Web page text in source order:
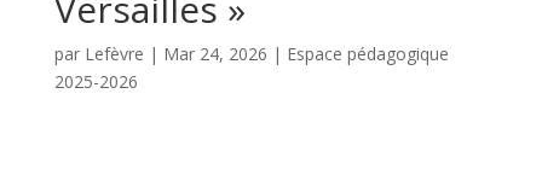
par Lefèvre | Mar 24, 2026 | Espace pédagogique
2025-2026